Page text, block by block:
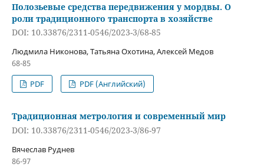
Полозьевые средства передвижения у мордвы. О
роли традиционного транспорта в хозяйстве
DOI: 10.33876/2311-0546/2023-3/68-85
Людмила Никонова, Татьяна Охотина, Алексей Медов
68-85
PDF
PDF (Английский)
Традиционная метрология и современный мир
DOI: 10.33876/2311-0546/2023-3/86-97
Вячеслав Руднев
86-97